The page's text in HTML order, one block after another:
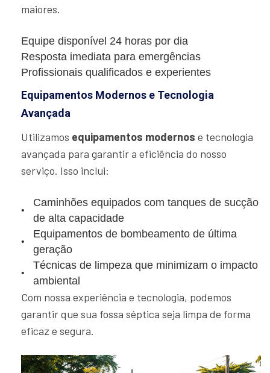
maiores.
Equipe disponível 24 horas por dia
Resposta imediata para emergências
Profissionais qualificados e experientes
Equipamentos Modernos e Tecnologia
Avançada
Utilizamos equipamentos modernos e tecnologia
avançada para garantir a eficiência do nosso
serviço. Isso inclui:
Caminhões equipados com tanques de sucção
de alta capacidade
Equipamentos de bombeamento de última
geração
Técnicas de limpeza que minimizam o impacto
ambiental
Com nossa experiência e tecnologia, podemos
garantir que sua fossa séptica seja limpa de forma
eficaz e segura.